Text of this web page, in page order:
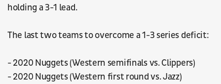
holding a 3-1 lead.
The last two teams to overcome a 1-3 series deficit:
- 2020 Nuggets (Western semifinals vs. Clippers)
- 2020 Nuggets (Western first round vs. Jazz)